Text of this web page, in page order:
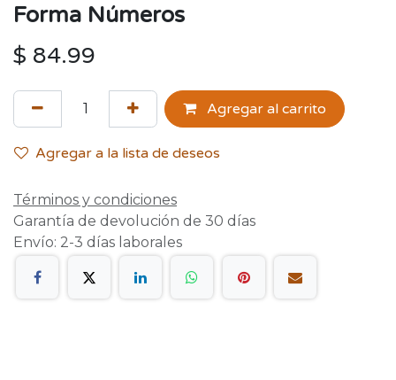
Forma Números
$ 84.99
Agregar al carrito
Agregar a la lista de deseos
Términos y condiciones
Garantía de devolución de 30 días
Envío: 2-3 días laborales